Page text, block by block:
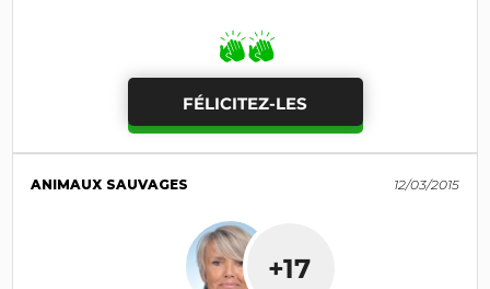
FÉLICITEZ-LES
ANIMAUX SAUVAGES 12/03/2015
+17